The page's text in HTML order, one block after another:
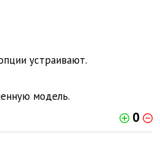
устраивают.
модель.
0